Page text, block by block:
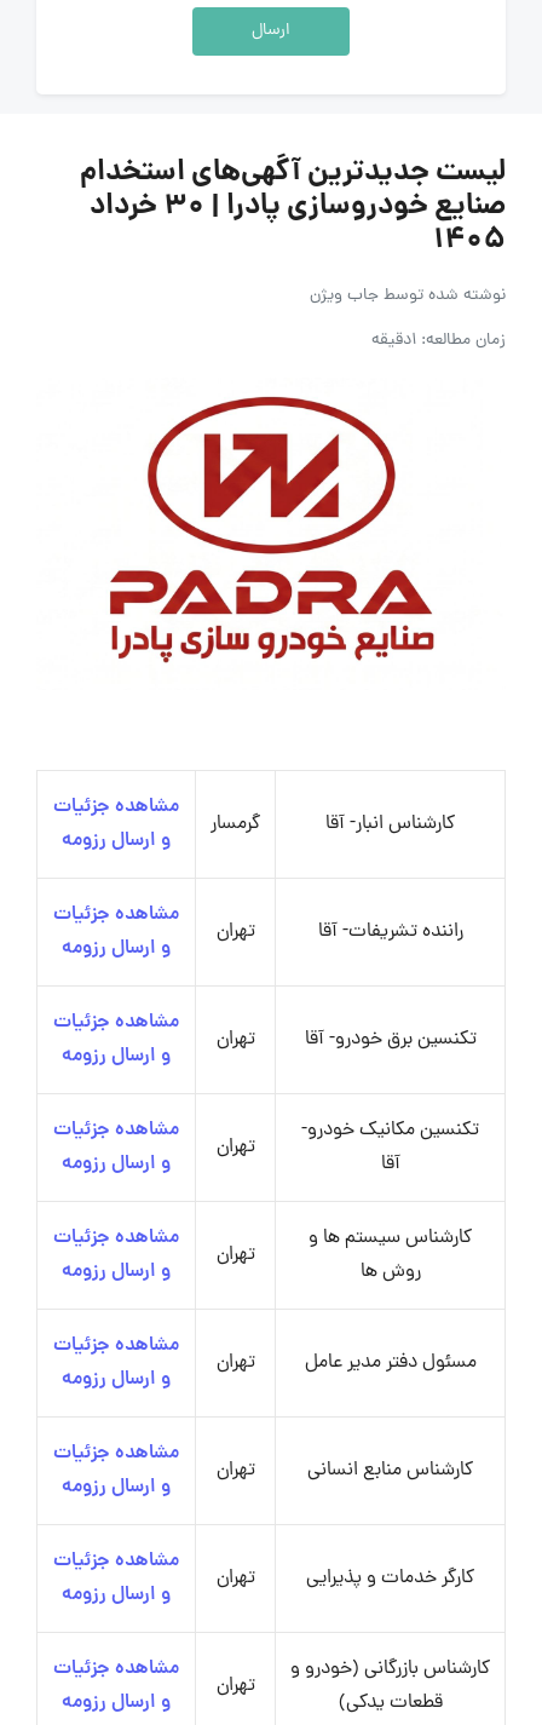
ارسال
لیست جدیدترین آگهی‌های استخدام
صنایع خودروسازی پادرا | ۳۰ خرداد
۱۴۰۵
نوشته شده توسطجاب ویژن
زمان مطالعه: 1دقیقه
کارشناس انبار- آقا گرمسار
مشاهده جزئیات
و ارسال رزومه
راننده تشریفات- آقا تهران
مشاهده جزئیات
و ارسال رزومه
تکنسین برق خودرو- آقا تهران
مشاهده جزئیات
و ارسال رزومه
تکنسین مکانیک خودرو-
آقا
تهران
مشاهده جزئیات
و ارسال رزومه
کارشناس سیستم ها و
روش ها
تهران
مشاهده جزئیات
و ارسال رزومه
مسئول دفتر مدیر عامل تهران
مشاهده جزئیات
و ارسال رزومه
کارشناس منابع انسانی تهران
مشاهده جزئیات
و ارسال رزومه
کارگر خدمات و پذیرایی تهران
مشاهده جزئیات
و ارسال رزومه
کارشناس بازرگانی (خودرو و
قطعات یدکی)
تهران
مشاهده جزئیات
و ارسال رزومه